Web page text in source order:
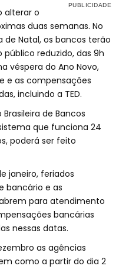
alterar o
duas semanas. No
de Natal, os bancos terão
reduzido, das 9h
véspera do Ano Novo,
e as compensações
incluindo a TED.
de Bancos
que funciona 24
poderá ser feito
janeiro, feriados
bancário e as
para atendimento
bancárias
nessas datas.
as agências
como a partir do dia 2